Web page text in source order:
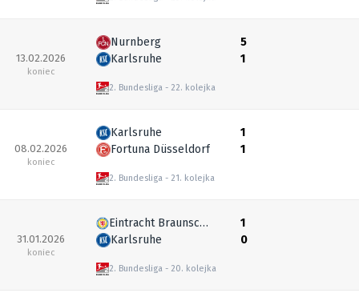
13.02.2026
koniec
Nurnberg
Karlsruhe
2. Bundesliga 22. kolejka
5
1
08.02.2026
koniec
Karlsruhe
Fortuna Düsseldorf
2. Bundesliga 21. kolejka
1
1
31.01.2026
koniec
Eintracht Braunschweig
Karlsruhe
2. Bundesliga 20. kolejka
1
0